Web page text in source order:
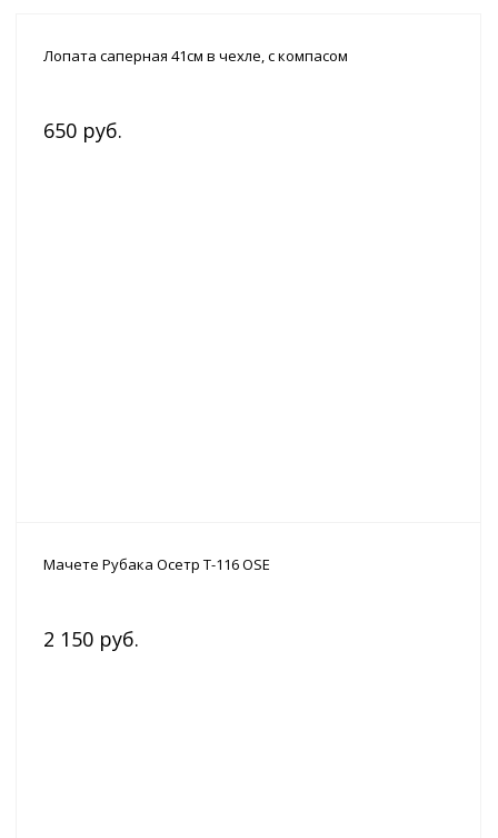
Лопата саперная 41см в чехле, с компасом
650 руб.
Мачете Рубака Осетр T-116 OSE
2 150 руб.